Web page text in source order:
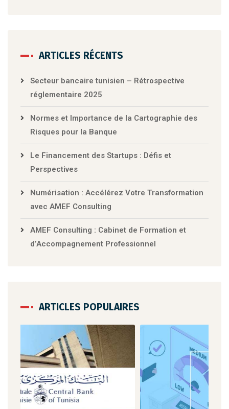
ARTICLES RÉCENTS
Secteur bancaire tunisien – Rétrospective
réglementaire 2025
Normes et Importance de la Cartographie des
Risques pour la Banque
Le Financement des Startups : Défis et
Perspectives
Numérisation : Accélérez Votre Transformation
avec AMEF Consulting
AMEF Consulting : Cabinet de Formation et
d’Accompagnement Professionnel
ARTICLES POPULAIRES